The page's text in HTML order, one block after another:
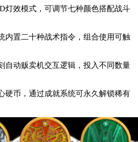
灯效模式，可调节七种颜色搭配战斗
内置二十种战术指令，组合使用可触
自动贩卖机交互逻辑，投入不同数量
硬币，通过成就系统可永久解锁稀有